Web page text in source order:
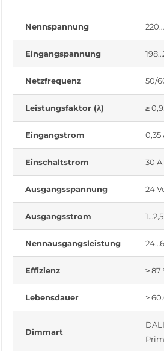
Nennspannung
Eingangspannung
Netzfrequenz 50/
Leistungsfaktor (λ) ≥
Eingangstrom 0,35
Einschaltstrom 30
Ausgangsspannung 24
Ausgangsstrom
Nennausgangsleistung
Effizienz ≥ 87
Lebensdauer >
Dimmart